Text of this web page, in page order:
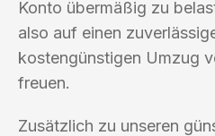
Konto übermäßig zu
also auf einen
kostengünstigen Umzug
freuen.
Zusätzlich zu unseren